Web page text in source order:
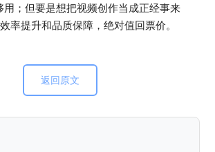
用；但要是想把视频创作当成正经事来
率提升和品质保障，绝对值回票价。
返回原文